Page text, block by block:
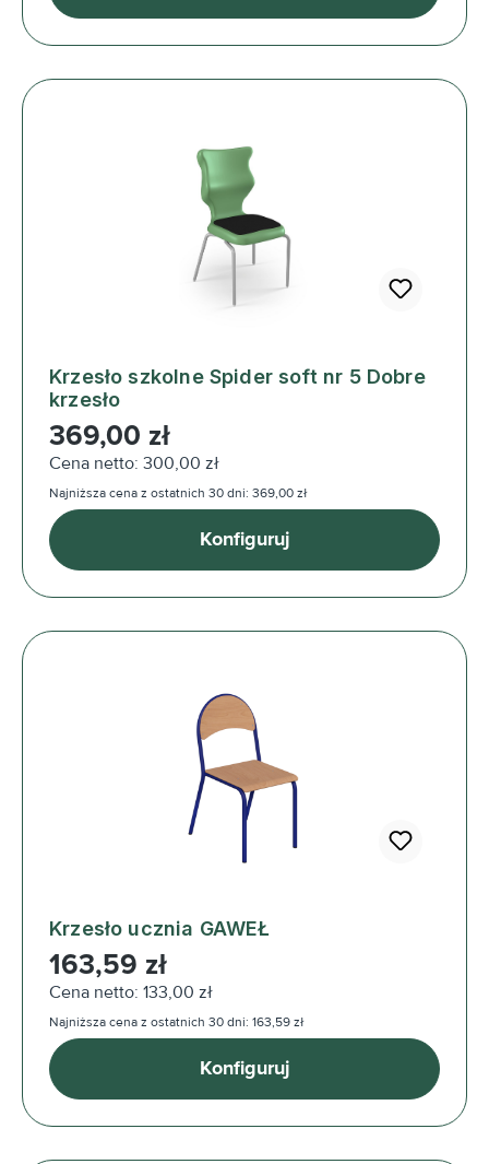
Krzesło szkolne Spider soft nr 5 Dobre
krzesło
Cena regularna:
369,00 zł
Cena netto: 300,00 zł
Najniższa cena z ostatnich 30 dni: 369,00 zł
Konfiguruj
Krzesło ucznia GAWEŁ
Cena regularna:
163,59 zł
Cena netto: 133,00 zł
Najniższa cena z ostatnich 30 dni: 163,59 zł
Konfiguruj